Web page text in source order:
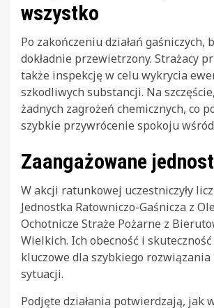
wszystko
Po zakończeniu działań gaśniczych,
dokładnie przewietrzony. Strażacy
także inspekcję w celu wykrycia
szkodliwych substancji. Na
żadnych zagrożeń chemicznych, co
szybkie przywrócenie spokoju
Zaangażowane
W akcji ratunkowej uczestniczyły
Jednostka Ratowniczo-Gaśnicza z
Ochotnicze Straże Pożarne z
Wielkich. Ich obecność i skuteczność
kluczowe dla szybkiego
sytuacji.
Podjęte działania potwierdzają, jak